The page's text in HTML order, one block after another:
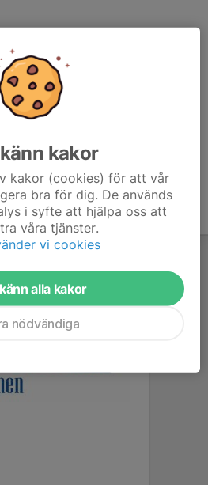
kakor
kakor (cookies) för att vår
bra för dig. De används
i syfte att hjälpa oss att
våra tjänster.
vi cookies
alla kakor
nödvändiga